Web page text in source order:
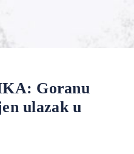
Goranu
ulazak u